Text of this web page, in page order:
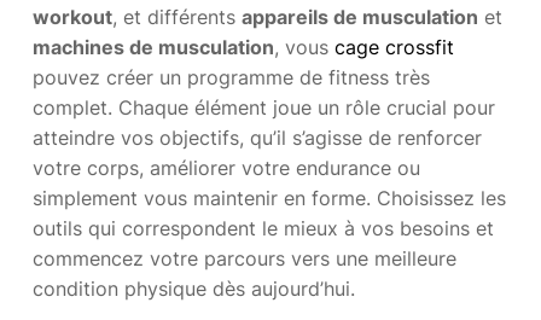
workout, et différents appareils de musculation et
machines de musculation, vous cage crossfit
pouvez créer un programme de fitness très
complet. Chaque élément joue un rôle crucial pour
atteindre vos objectifs, qu’il s’agisse de renforcer
votre corps, améliorer votre endurance ou
simplement vous maintenir en forme. Choisissez les
outils qui correspondent le mieux à vos besoins et
commencez votre parcours vers une meilleure
condition physique dès aujourd’hui.